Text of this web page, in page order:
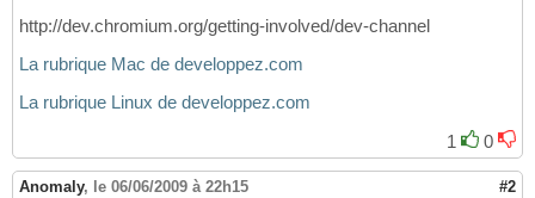
http://dev.chromium.org/getting-involved/dev-channel
La rubrique Mac de developpez.com
La rubrique Linux de developpez.com
1
0
Anomaly, le 06/06/2009 à 22h15 #2